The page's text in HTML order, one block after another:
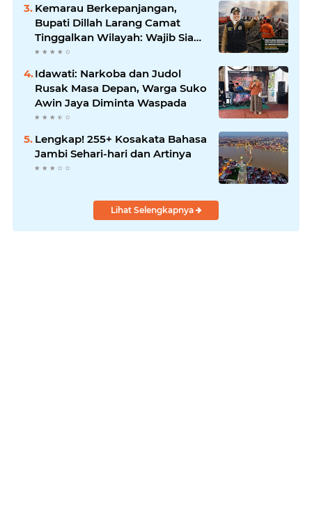
Kemarau Berkepanjangan,
Bupati Dillah Larang Camat
Tinggalkan Wilayah: Wajib Siaga
Hadapi Karhutla dan Kebakaran
Idawati: Narkoba dan Judol
Rusak Masa Depan, Warga Suko
Awin Jaya Diminta Waspada
Lengkap! 255+ Kosakata Bahasa
Jambi Sehari-hari dan Artinya
Lihat Selengkapnya